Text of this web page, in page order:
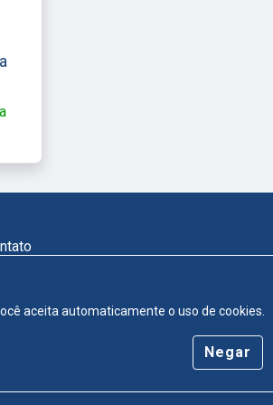
aceita automaticamente o uso de cookies.
Negar